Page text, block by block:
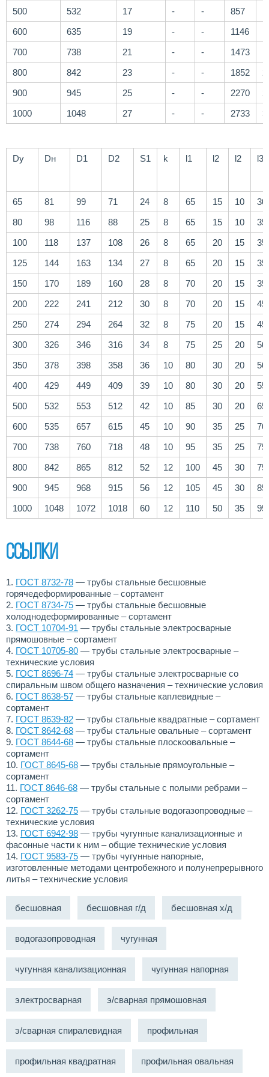
500 532 17 - - 857
600
635 19 - - 1146
700
738 21 - - 1473
800
842 23 - - 1852
900
945 25 - - 2270
1000
1048 27 - - 2733
Dу Dн D1 D2 S1 k l1 l2 l2 l3
65 81 99 71 24 8 65 15 10
30
80
98 116 88 25 8 65 15 10
35
100
118 137 108 26 8 65 20 15
35
125
144 163 134 27 8 65 20 15
35
150
170 189 160 28 8 70 20 15
35
200
222 241 212 30 8 70 20 15
45
250
274 294 264 32 8 75 20 15
45
300
326 346 316 34 8 75 25 20
50
350
378 398 358 36 10 80 30 20
50
400
429 449 409 39 10 80 30 20
55
500
532 553 512 42 10 85 30 20
65
600
535 657 615 45 10 90 35 25
70
700
738 760 718 48 10 95 35 25
75
800
842 865 812 52 12 100 45 30
75
900
945 968 915 56 12 105 45 30
85
1000
1048 1072 1018 60 12 110 50 35 95
Ссылки
1. ГОСТ 8732-78 — трубы стальные бесшовные
горячедеформированные – сортамент
2. ГОСТ 8734-75 — трубы стальные бесшовные
холоднодеформированные – сортамент
3. ГОСТ 10704-91 — трубы стальные электросварные
прямошовные – cортамент
4. ГОСТ 10705-80 — трубы стальные электросварные –
технические условия
5. ГОСТ 8696-74 — трубы стальные электросварные со
спиральным швом общего назначения – технические условия
6. ГОСТ 8638-57 — трубы стальные каплевидные –
сортамент
7. ГОСТ 8639-82 — трубы стальные квадратные – сортамент
8. ГОСТ 8642-68 — трубы стальные овальные – сортамент
9. ГОСТ 8644-68 — трубы стальные плоскоовальные –
сортамент
10. ГОСТ 8645-68 — трубы стальные прямоугольные –
сортамент
11. ГОСТ 8646-68 — трубы стальные с полыми ребрами –
сортамент
12. ГОСТ 3262-75 — трубы стальные водогазопроводные –
технические условия
13. ГОСТ 6942-98 — трубы чугунные канализационные и
фасонные части к ним – общие технические условия
14. ГОСТ 9583-75 — трубы чугунные напорные,
изготовленные методами центробежного и полунепрерывного
литья – технические условия
бесшовная бесшовная г/д бесшовная х/д
водогазопроводная чугунная
чугунная канализационная чугунная напорная
электросварная э/сварная прямошовная
э/сварная спиралевидная профильная
профильная квадратная профильная овальная